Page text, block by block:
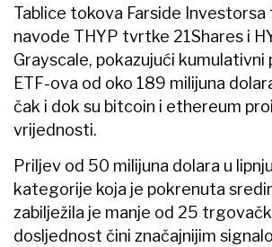
Tablice tokova Farside Investorsa
navode THYP tvrtke 21Shares i
Grayscale, pokazujući kumulativni
ETF-ova od oko 189 milijuna
čak i dok su bitcoin i ethereum
vrijednosti.
Priljev od 50 milijuna dolara u
kategorije koja je pokrenuta
zabilježila je manje od 25
dosljednost čini značajnijim